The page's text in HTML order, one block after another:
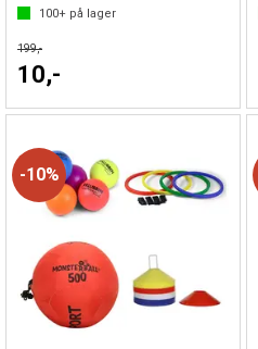
100+ på lager
199,-
10,-
10%